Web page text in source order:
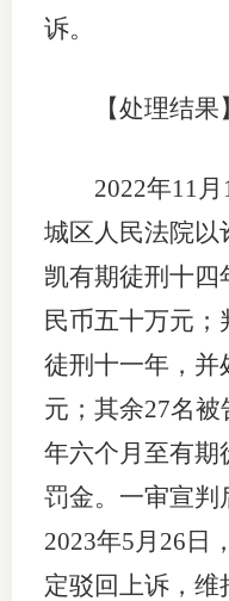
诉。
【处理结果】
2022年11月
城区人民法院以
凯有期徒刑十四
民币五十万元
徒刑十一年，并
元；其余27名
年六个月至有期
罚金。一审宣判
2023年5月26日
定驳回上诉，维